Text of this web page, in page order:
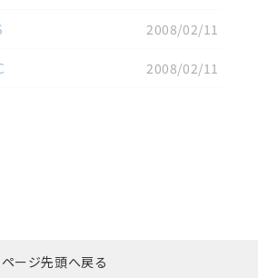
2008/02/11
2008/02/11
ウンロード
ページ先頭へ戻る